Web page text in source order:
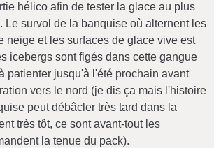
hélico afin de tester la glace au plus
Le survol de la banquise où alternent les
neige et les surfaces de glace vive est
icebergs sont figés dans cette gangue
patienter jusqu'à l'été prochain avant
vers le nord (je dis ça mais l'histoire
peut débâcler très tard dans la
très tôt, ce sont avant-tout les
la tenue du pack).